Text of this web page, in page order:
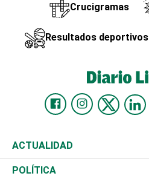
Crucigramas
Resultados deportivos
ACTUALIDAD
Nacional
POLÍTICA